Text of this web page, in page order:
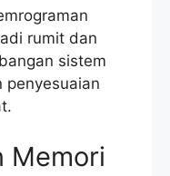
rumit dan
sistem
penyesuaian
Memori